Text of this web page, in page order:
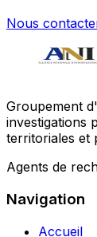
Nous
Groupement
investigations
territoriales et
Agents de
Navigation
Accueil